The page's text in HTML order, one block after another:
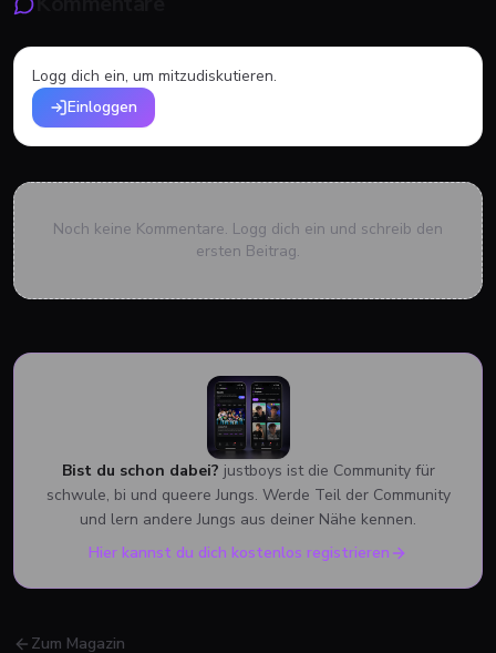
Logg dich ein, um mitzudiskutieren.
Einloggen
Noch keine Kommentare. Logg dich ein und schreib den
ersten Beitrag.
Bist du schon dabei? justboys ist die Community für
schwule, bi und queere Jungs. Werde Teil der Community
und lern andere Jungs aus deiner Nähe kennen.
Hier kannst du dich kostenlos registrieren
Zum Magazin